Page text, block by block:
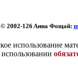
2002-126 Aннa Фoщaй:
использование